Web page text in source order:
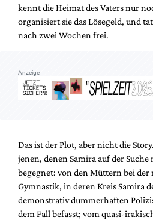
kennt die Heimat des Vaters nur
organisiert sie das Lösegeld, und
nach zwei Wochen frei.
Anzeige
Das ist der Plot, aber nicht die
jenen, denen Samira auf der Suche
begegnet: von den Müttern bei
Gymnastik, in deren Kreis Samira
demonstrativ dummerhaften
dem Fall befasst; vom quasi-